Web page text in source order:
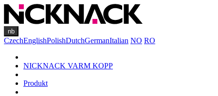
nb
CzechEnglishPolishDutchGermanItalian NO RO
NICKNACK VARM KOPP
Produkt